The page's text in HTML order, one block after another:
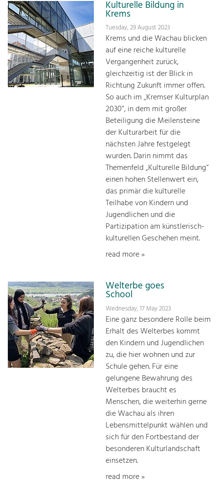
Kulturelle Bildung in
Krems
Tuesday, 29 August 2023
Krems und die Wachau blicken
auf eine reiche kulturelle
Vergangenheit zurück,
gleichzeitig ist der Blick in
Richtung Zukunft immer offen.
So auch im „Kremser Kulturplan
2030“, in dem mit großer
Beteiligung die Meilensteine
der Kulturarbeit für die
nächsten Jahre festgelegt
wurden. Darin nimmt das
Themenfeld „Kulturelle Bildung“
einen hohen Stellenwert ein,
das primär die kulturelle
Teilhabe von Kindern und
Jugendlichen und die
Partizipation am künstlerisch-
kulturellen Geschehen meint.
read more »
Welterbe goes
School
Wednesday, 17 May 2023
Eine ganz besondere Rolle beim
Erhalt des Welterbes kommt
den Kindern und Jugendlichen
zu, die hier woh­nen und zur
Schule gehen. Für eine
gelungene Bewah­rung des
Welterbes braucht es
Menschen, die weiterhin gerne
die Wachau als ihren
Lebensmittelpunkt wählen und
sich für den Fortbestand der
besonderen Kulturlandschaft
einsetzen.
read more »